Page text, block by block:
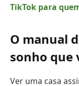
TikTok para
O manual
sonho que
Ver uma casa